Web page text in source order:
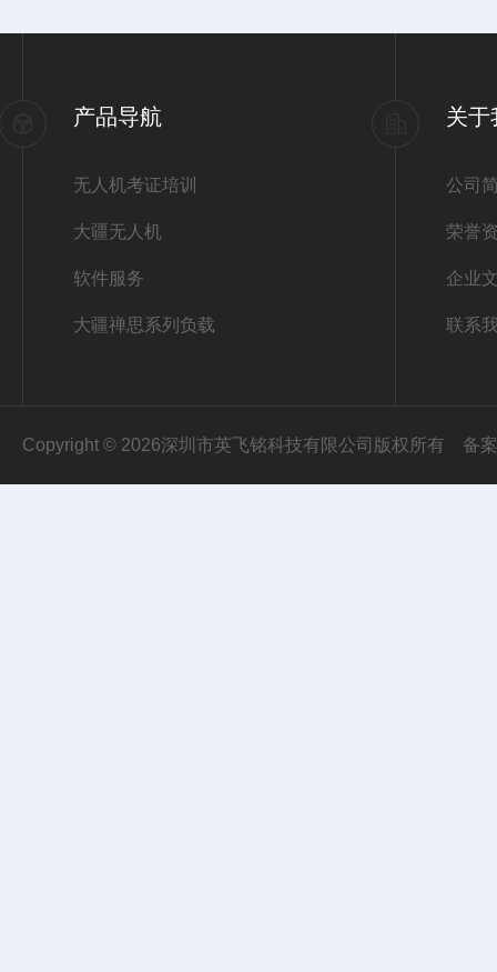
产品导航
无人机考证培训
大疆无人机
软件服务
大疆禅思系列负载
关于
公司
荣誉
企业
联系
Copyright © 2026深圳市英飞铭科技有限公司版权所有 备